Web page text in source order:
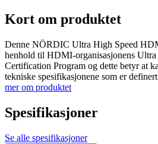
Kort om produktet
Denne NÖRDIC Ultra High Speed
henhold til HDMI-organisasjonens
Certification Program og dette betyr at
tekniske spesifikasjonene som er
mer om produktet
Spesifikasjoner
Se alle spesifikasjoner